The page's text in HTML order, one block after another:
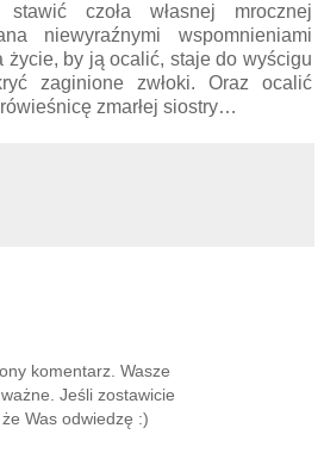
czoła własnej mrocznej
niewyraźnymi wspomnieniami
życie, by ją ocalić, staje do wyścigu
zaginione zwłoki. Oraz ocalić
zmarłej siostry…
komentarz. Wasze
Jeśli zostawicie
Was odwiedzę :)